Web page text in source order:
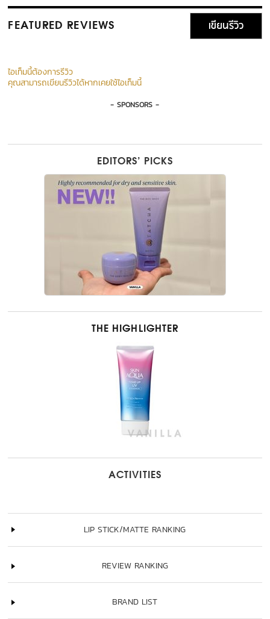
FEATURED REVIEWS เขียนรีวิว
ไอเท็มนี้ต้องการรีวิว
คุณสามารถเขียนรีวิวได้หากเคยใช้ไอเท็มนี้
- SPONSORS -
EDITORS’ PICKS
THE HIGHLIGHTER
ACTIVITIES
LIP STICK/MATTE RANKING
REVIEW RANKING
BRAND LIST